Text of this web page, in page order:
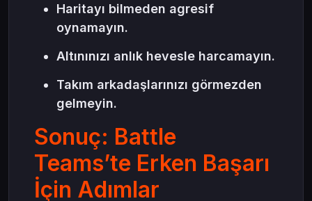
Haritayı bilmeden agresif
oynamayın.
Altınınızı anlık hevesle harcamayın.
Takım arkadaşlarınızı görmezden
gelmeyin.
Sonuç: Battle
Teams’te Erken Başarı
İçin Adımlar